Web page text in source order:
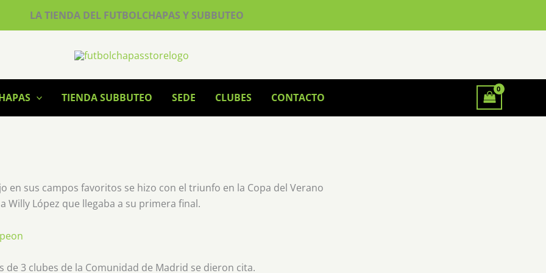
LA TIENDA DEL FUTBOLCHAPAS Y SUBBUTEO
TIENDA SUBBUTEO SEDE CLUBES CONTACTO
en sus campos favoritos se hizo con el triunfo en la Copa del Verano
Willy López que llegaba a su primera final.
de 3 clubes de la Comunidad de Madrid se dieron cita.